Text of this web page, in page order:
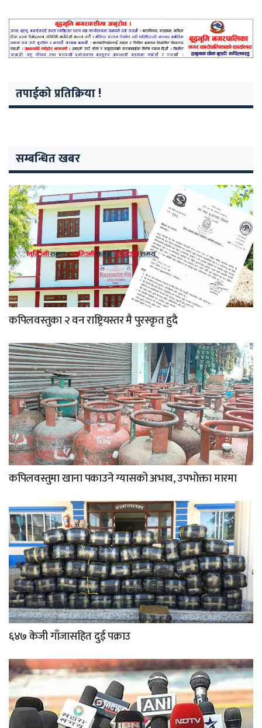
तपाईको प्रतिक्रिया !
सम्बन्धित खबर
कपिलवस्तुका २ वन राष्ट्रियस्तर मै पुरस्कृत हुदै
कपिलवस्तुमा खाना पकाउने ग्यासको अभाव, उपभोक्ता मारमा
६४७ केजी गाँजासहित दुई पक्राउ